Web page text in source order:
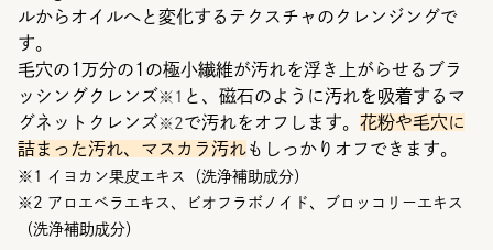
ルからオイルへと変化するテクスチャのクレンジングで
す。
毛穴の1万分の1の極小繊維が汚れを浮き上がらせるブラ
ッシングクレンズ※1 と、磁石のように汚れを吸着するマ
グネットクレンズ※2で汚れをオフします。 花粉や毛穴に
詰まった汚れ、マスカラ汚れもしっかりオフできます。
※1 イヨカン果皮エキス（洗浄補助成分）
※2 アロエベラエキス、ビオフラボノイド、ブロッコリーエキス
（洗浄補助成分）